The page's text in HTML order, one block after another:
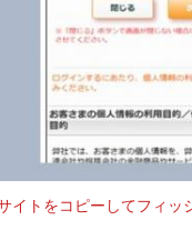
イトをコピーしてフィッ